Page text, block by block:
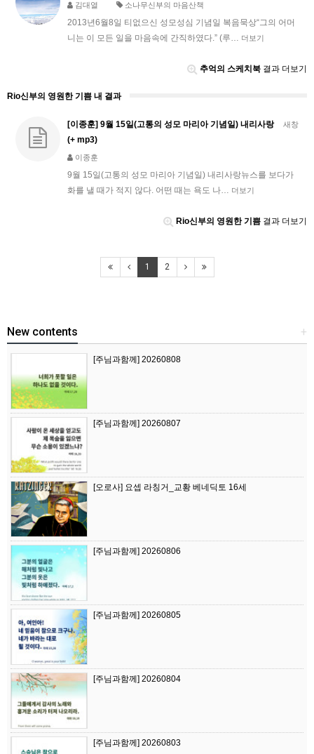
김대열 소나무신부의 마음산책
2013년6월8일 티없으신 성모성심 기념일 복음묵상“그의 어머
니는 이 모든 일을 마음속에 간직하였다.” (루… 더보기
추억의 스케치북 결과 더보기
Rio신부의 영원한 기쁨 내 결과
새창
[이종훈] 9월 15일(고통의 성모 마리아 기념일) 내리사랑
(+ mp3)
이종훈
9월 15일(고통의 성모 마리아 기념일) 내리사랑뉴스를 보다가
화를 낼 때가 적지 않다. 어떤 때는 욕도 나… 더보기
Rio신부의 영원한 기쁨 결과 더보기
1 2
+
New contents
[주님과함께] 20260808
[주님과함께] 20260807
[오로사] 요셉 라칭거_교황 베네딕토 16세
[주님과함께] 20260806
[주님과함께] 20260805
[주님과함께] 20260804
[주님과함께] 20260803